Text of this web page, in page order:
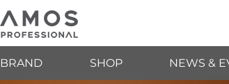
BRAND SHOP NEWS &